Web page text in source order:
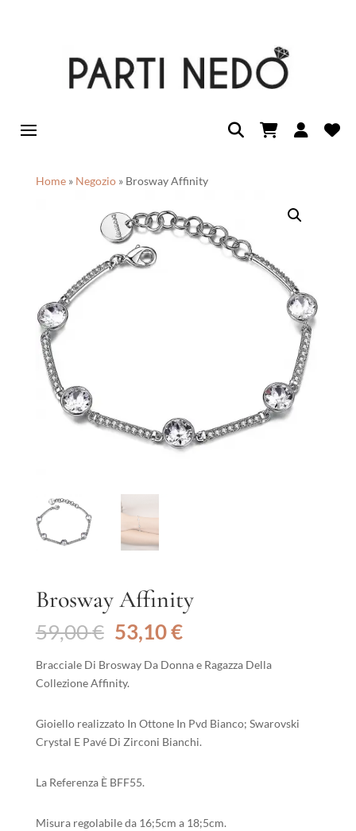
Home» Negozio» Brosway Affinity
Brosway Affinity
59,00€ Il
prezzo
originale
era:
53,10€Il
attuale
Bracciale Di Brosway Da Donna e Ragazza Della
Collezione Affinity.
Gioiello realizzato In Ottone In Pvd Bianco; Swarovski
Crystal E Pavé Di Zirconi Bianchi.
La Referenza È BFF55.
Misura regolabile da 16;5cm a 18;5cm.